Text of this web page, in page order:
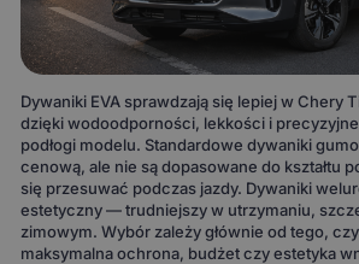
Dywaniki EVA sprawdzają się lepiej w Chery
dzięki wodoodporności, lekkości i
podłogi modelu. Standardowe dywaniki
cenową, ale nie są dopasowane do kształtu
się przesuwać podczas jazdy. Dywaniki
estetyczny — trudniejszy w utrzymaniu,
zimowym. Wybór zależy głównie od tego,
maksymalna ochrona, budżet czy estetyka